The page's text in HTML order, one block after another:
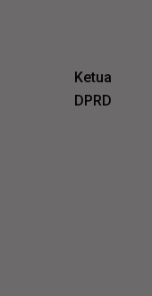
Ketua
DPRD